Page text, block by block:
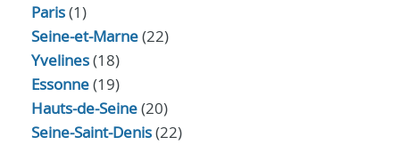
Paris(1)
Seine-et-Marne(22)
Yvelines(18)
Essonne(19)
Hauts-de-Seine(20)
Seine-Saint-Denis(22)